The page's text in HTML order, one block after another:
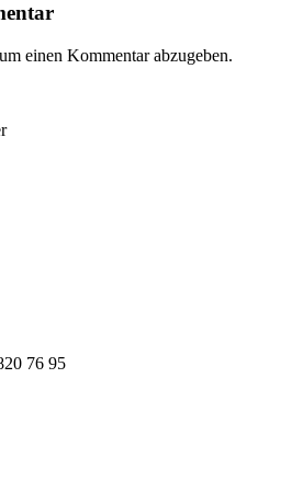
einen Kommentar abzugeben.
76 95